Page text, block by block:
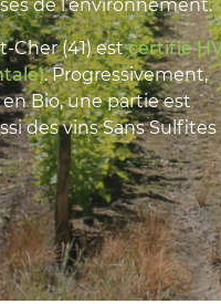
de l’environnement.
Cher (41) estcertifié
. Progressivement,
Bio, une partie est
des vins Sans Sulfites